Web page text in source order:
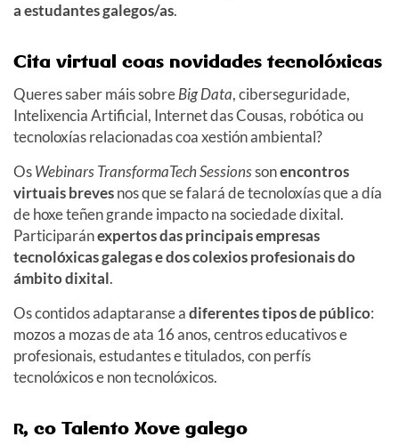
a estudantes galegos/as.
Cita virtual coas novidades tecnolóxicas
Queres saber máis sobreBig Data, ciberseguridade,
Intelixencia Artificial, Internet das Cousas, robótica ou
tecnoloxías relacionadas coa xestión ambiental?
OsWebinars TransformaTech Sessionssonencontros
virtuais brevesnos que se falará de tecnoloxías que a día
de hoxe teñen grande impacto na sociedade dixital.
Participaránexpertos das principais empresas
tecnolóxicas galegas e dos colexios profesionais do
ámbito dixital.
Os contidos adaptaranse adiferentes tipos de público:
mozos a mozas de ata 16 anos, centros educativos e
profesionais, estudantes e titulados, con perfís
tecnolóxicos e non tecnolóxicos.
R, co Talento Xove galego